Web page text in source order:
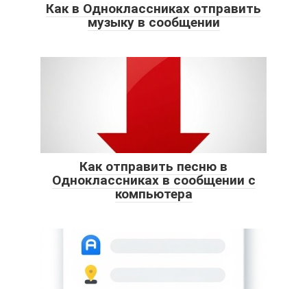
Как в Одноклассниках отправить
музыку в сообщении
Как отправить песню в
Одноклассниках в сообщении с
компьютера